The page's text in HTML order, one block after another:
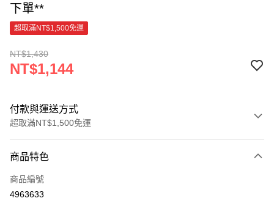
下單**
超取滿NT$1,500免運
NT$1,430
NT$1,144
付款與運送方式
超取滿NT$1,500免運
信用卡一次付款
超商取貨付款
商品特色
商品編號
4963633